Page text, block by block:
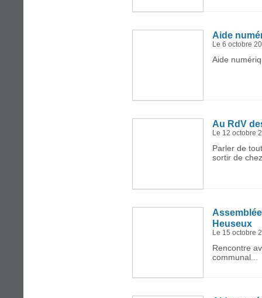
Aide
Le 6 octobre
Aide
Au RdV
Le 12 octobre
Parler de
sortir de
Heuseux
Le 15 octobre
Rencontre
communal...